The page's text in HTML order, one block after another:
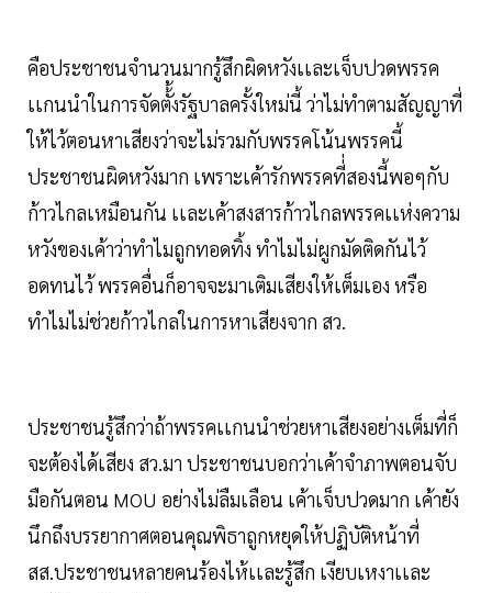
คือประชาชนจำนวนมากรู้สึกผิดหวังเเละเจ็บปวดพรรค
เเกนนำในการจัดตั้้งรัฐบาลครั้งใหม่นี้ ว่าไม่ทำตามสัญญาที่
ให้ไว้ตอนหาเสียงว่าจะไม่รวมกับพรรคโน้นพรรคนี้
ประชาชนผิดหวังมาก เพราะเค้ารักพรรคที่่สองนี้พอๆกับ
ก้าวไกลเหมือนกัน เเละเค้าสงสารก้าวไกลพรรคเเห่งความ
หวังของเค้าว่าทำไมถูกทอดทิ้ง ทำไมไม่ผูกมัดติดกันไว้
อดทนไว้ พรรคอื่นก็อาจจะมาเติมเสียงให้เต็มเอง หรือ
ทำไมไม่ช่วยก้าวไกลในการหาเสียงจาก สว.
ประชาชนรู้สึกว่าถ้าพรรคเเกนนำช่วยหาเสียงอย่างเต็มที่ก็
จะต้องได้เสียง สว.มา ประชาชนบอกว่าเค้าจำภาพตอนจับ
มือกันตอน MOU อย่างไม่ลืมเลือน เค้าเจ็บปวดมาก เค้ายัง
นึกถึงบรรยากาศตอนคุณพิธาถูกหยุดให้ปฏิบัติหน้าที่
สส.ประชาชนหลายคนร้องไห้เเละรู้สึก เงียบเหงาเเละ